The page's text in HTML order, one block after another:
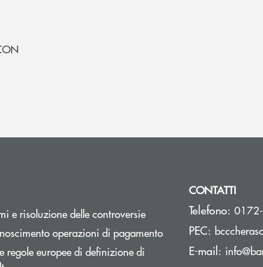
e risoluzione delle controversie
operazioni di pagamentoApre una nuova
regole europee di definizione di
CONTATTI
Telefono:
PEC:
E-mail: